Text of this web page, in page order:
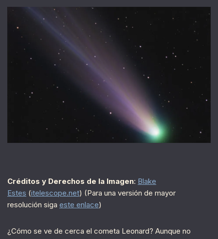
Créditos y Derechos de la Imagen: Blake
Estes (itelescope.net) (Para una versión de mayor
resolución siga este enlace)
¿Cómo se ve de cerca el cometa Leonard? Aunque no